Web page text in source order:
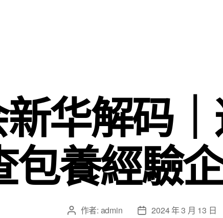
华解码
包養經驗
文 作者: admin
文 2024 年 3 月 13 日